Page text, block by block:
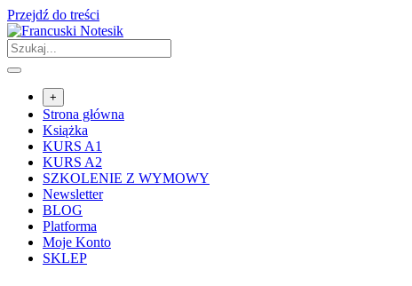
Przejdź do treści
+
Strona główna
Książka
KURS A1
KURS A2
SZKOLENIE Z WYMOWY
Newsletter
BLOG
Platforma
Moje Konto
SKLEP